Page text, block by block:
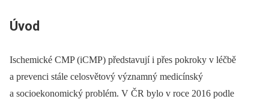
Úvod
Ischemické CMP (iCMP) představují i přes pokroky v léčbě
a prevenci stále celosvětový významný medicínský
a socioekonomický problém. V ČR bylo v roce 2016 podle